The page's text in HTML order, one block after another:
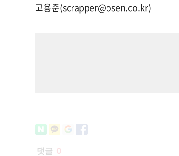
고용준(scrapper@osen.co.kr)